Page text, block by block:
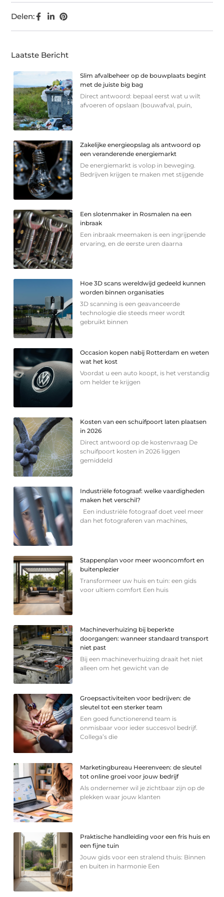
Delen:
Laatste Bericht
Slim afvalbeheer op de bouwplaats begint
met de juiste big bag
Direct antwoord: bepaal eerst wat u wilt
afvoeren of opslaan (bouwafval, puin,
Zakelijke energieopslag als antwoord op
een veranderende energiemarkt
De energiemarkt is volop in beweging.
Bedrijven krijgen te maken met stijgende
Een slotenmaker in Rosmalen na een
inbraak
Een inbraak meemaken is een ingrijpende
ervaring, en de eerste uren daarna
Hoe 3D scans wereldwijd gedeeld kunnen
worden binnen organisaties
3D scanning is een geavanceerde
technologie die steeds meer wordt
gebruikt binnen
Occasion kopen nabij Rotterdam en weten
wat het kost
Voordat u een auto koopt, is het verstandig
om helder te krijgen
Kosten van een schuifpoort laten plaatsen
in 2026
Direct antwoord op de kostenvraag De
schuifpoort kosten in 2026 liggen
gemiddeld
Industriële fotograaf: welke vaardigheden
maken het verschil?
Een industriële fotograaf doet veel meer
dan het fotograferen van machines,
Stappenplan voor meer wooncomfort en
buitenplezier
Transformeer uw huis en tuin: een gids
voor ultiem comfort Een huis
Machineverhuizing bij beperkte
doorgangen: wanneer standaard transport
niet past
Bij een machineverhuizing draait het niet
alleen om het gewicht van de
Groepsactiviteiten voor bedrijven: de
sleutel tot een sterker team
Een goed functionerend team is
onmisbaar voor ieder succesvol bedrijf.
Collega’s die
Marketingbureau Heerenveen: de sleutel
tot online groei voor jouw bedrijf
Als ondernemer wil je zichtbaar zijn op de
plekken waar jouw klanten
Praktische handleiding voor een fris huis en
een fijne tuin
Jouw gids voor een stralend thuis: Binnen
en buiten in harmonie Een